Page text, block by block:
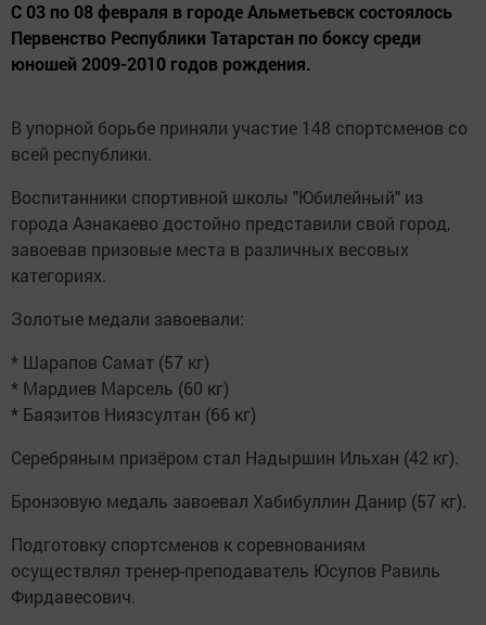
С 03 по 08 февраля в городе Альметьевск состоялось
Первенство Республики Татарстан по боксу среди
юношей 2009-2010 годов рождения.
В упорной борьбе приняли участие 148 спортсменов со
всей республики.
Воспитанники спортивной школы "Юбилейный" из
города Азнакаево достойно представили свой город,
завоевав призовые места в различных весовых
категориях.
Золотые медали завоевали:
* Шарапов Самат (57 кг)
* Мардиев Марсель (60 кг)
* Баязитов Ниязсултан (66 кг)
Серебряным призёром стал Надыршин Ильхан (42 кг).
Бронзовую медаль завоевал Хабибуллин Данир (57 кг).
Подготовку спортсменов к соревнованиям
осуществлял тренер-преподаватель Юсупов Равиль
Фирдавесович.